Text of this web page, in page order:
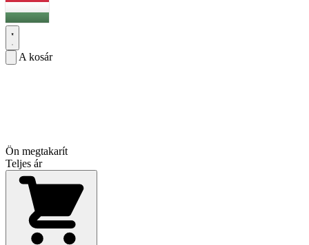
A kosár
Ön megtakarít
Teljes ár